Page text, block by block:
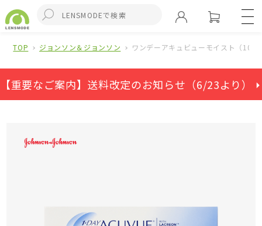
TOP ジョンソン＆ジョンソン ワンデーアキュビューモイスト（10箱
【重要なご案内】送料改定のお知らせ（6/23より） ⏵